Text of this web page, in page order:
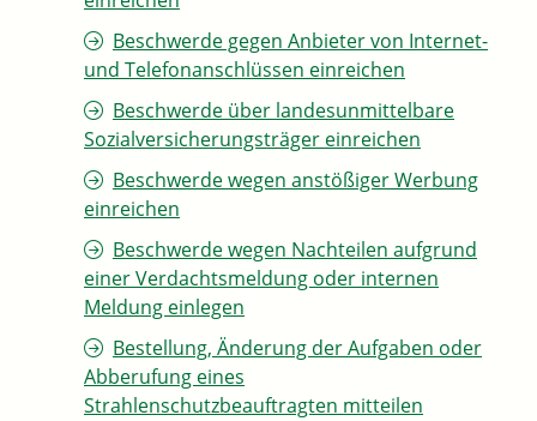
Beschwerde gegen Anbieter von Internet-
und Telefonanschlüssen einreichen
Beschwerde über landesunmittelbare
Sozialversicherungsträger einreichen
Beschwerde wegen anstößiger Werbung
einreichen
Beschwerde wegen Nachteilen aufgrund
einer Verdachtsmeldung oder internen
Meldung einlegen
Bestellung, Änderung der Aufgaben oder
Abberufung eines
Strahlenschutzbeauftragten mitteilen